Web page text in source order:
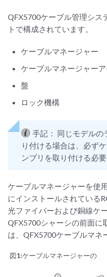
QFX5700ケーブル管理シス
トで構成されています。
ケーブルマネージャー
ケーブルマネージャーア
盤
ロック機構
手記： 同じモデルの
り付ける場合は、必ず
ンブリを取り付ける必要
ケーブルマネージャーを使
にインストールされている
光ファイバーおよび銅線ケ
QFX5700シャーシの前面に
は、QFX5700ケーブルマネ
図1:ケーブルマネージャーの